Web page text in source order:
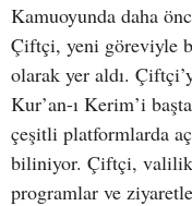
Kamuoyunda daha
Çiftçi, yeni göreviyle
olarak yer aldı.
Kur’an-ı Kerim’i
çeşitli platformlarda
biliniyor. Çiftçi, valilik
programlar ve